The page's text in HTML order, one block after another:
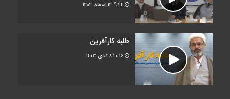
13 اسفند 1403
طلبه کارآفرین
28 دی 1403